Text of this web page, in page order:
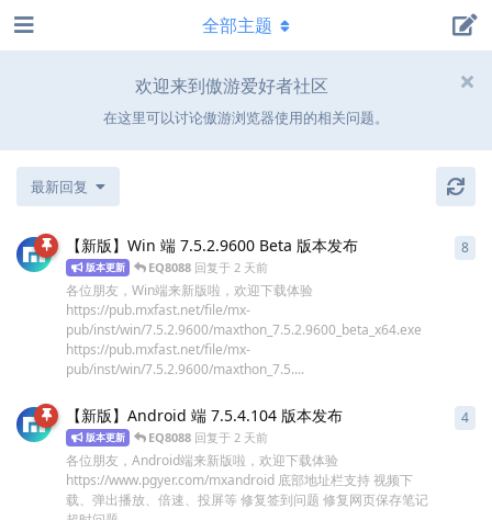
欢迎来到傲游爱好者社区
在这里可以讨论傲游浏览器使用的相关问题。
全部主题
最新回复
【新版】Win 端 7.5.2.9600 Beta 版本发布
版本更新 EQ8088 回复于2 天前
各位朋友，Win端来新版啦，欢迎下载体验
https://pub.mxfast.net/file/mx-
pub/inst/win/7.5.2.9600/maxthon_7.5.2.9600_beta_x64.exe
https://pub.mxfast.net/file/mx-
pub/inst/win/7.5.2.9600/maxthon_7.5....
8
【新版】Android 端 7.5.4.104 版本发布
版本更新 EQ8088 回复于2 天前
各位朋友，Android端来新版啦，欢迎下载体验
https://www.pgyer.com/mxandroid 底部地址栏支持 视频下
载、弹出播放、倍速、投屏等 修复签到问题 修复网页保存笔记
4